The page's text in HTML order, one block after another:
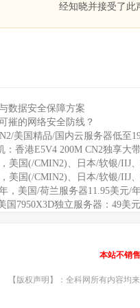
经知晓并接受了此
数据安全保障方案
摧的网络安全防线？
美国精品/国内云服务器低至
香港E5V4 200M CN2独享大
美国(/CMIN2)、日本/软银/IIJ
美国(/CMIN2)、日本/软银/IIJ
，美国/荷兰服务器11.95美元/
国7950X3D独立服务器：49美
本站不销
【版权声明】：全科网所有内容均